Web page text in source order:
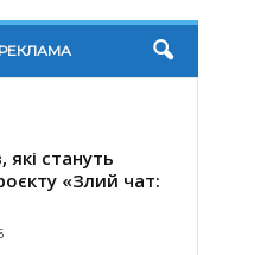
РЕКЛАМА
які стануть
«Злий чат: